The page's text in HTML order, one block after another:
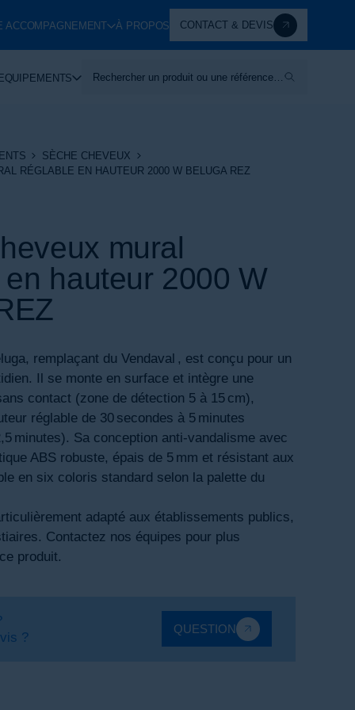
ACCOMPAGNEMENT À PROPOS CONTACT & DEVIS
Rechercher un produit ou une référence…
SÈCHE CHEVEUX
RÉGLABLE EN HAUTEUR 2000 W BELUGA REZ
mural
hauteur 2000 W
remplaçant du Vendaval , est conçu pour un
Il se monte en surface et intègre une
contact (zone de détection 5 à 15 cm),
réglable de 30 secondes à 5 minutes
minutes). Sa conception anti-vandalisme avec
ABS robuste, épais de 5 mm et résistant aux
en six coloris standard selon la palette du
adapté aux établissements publics,
Contactez nos équipes pour plus
produit.
?
QUESTION